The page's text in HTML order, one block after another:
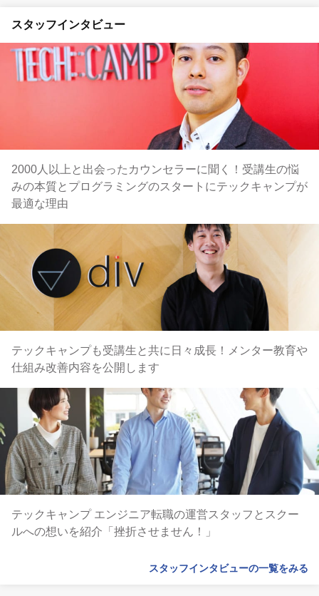
スタッフインタビュー
2000人以上と出会ったカウンセラーに聞く！受講生の悩
みの本質とプログラミングのスタートにテックキャンプが
最適な理由
テックキャンプも受講生と共に日々成長！メンター教育や
仕組み改善内容を公開します
テックキャンプ エンジニア転職の運営スタッフとスクー
ルへの想いを紹介「挫折させません！」
スタッフインタビューの一覧をみる